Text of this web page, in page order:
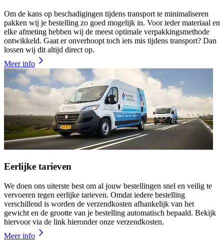
Om de kans op beschadigingen tijdens transport te minimaliseren
pakken wij je bestelling zo goed mogelijk in. Voor ieder materiaal en
elke afmeting hebben wij de meest optimale verpakkingsmethode
ontwikkeld. Gaat er onverhoopt toch iets mis tijdens transport? Dan
lossen wij dit altijd direct op.
Meer info
Eerlijke tarieven
We doen ons uiterste best om al jouw bestellingen snel en veilig te
vervoeren tegen eerlijke tarieven. Omdat iedere bestelling
verschillend is worden de verzendkosten afhankelijk van het
gewicht en de grootte van je bestelling automatisch bepaald. Bekijk
hiervoor via de link hieronder onze verzendkosten.
Meer info